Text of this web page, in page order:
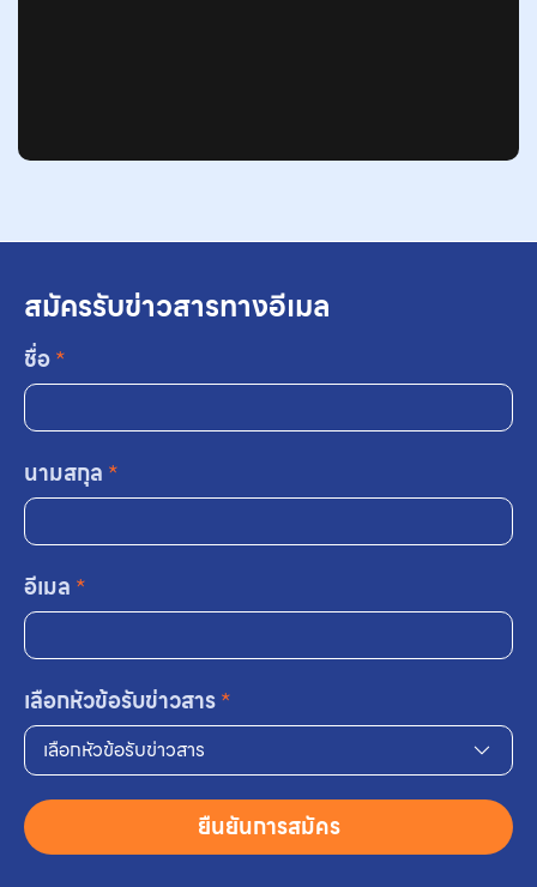
สมัครรับข่าวสารทางอีเมล
ชื่อ*
นามสกุล *
อีเมล *
เลือกหัวข้อรับข่าวสาร*
เลือกหัวข้อรับข่าวสาร
ยืนยันการสมัคร